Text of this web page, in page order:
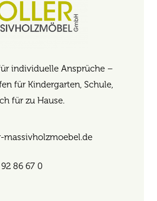
individuelle Ansprüche –
für Kindergarten, Schule,
für zu Hause.
massivholzmoebel.de
86 67 0